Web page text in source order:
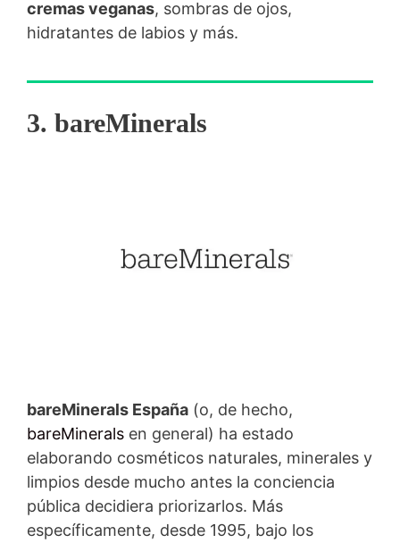
cremas veganas, sombras de ojos,
hidratantes de labios y más.
3. bareMinerals
bareMinerals España (o, de hecho,
bareMinerals en general) ha estado
elaborando cosméticos naturales, minerales y
limpios desde mucho antes la conciencia
pública decidiera priorizarlos. Más
específicamente, desde 1995, bajo los